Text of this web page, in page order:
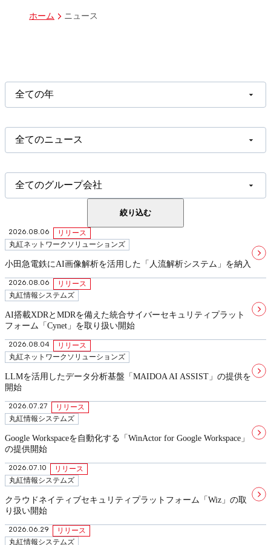
ホーム ニュース
全ての年
全てのニュース
全てのグループ会社
絞り込む
2026.08.06
リリース
丸紅ネットワークソリューションズ
小田急電鉄にAI画像解析を活用した「人流解析システム」を納入
2026.08.06
リリース
丸紅情報システムズ
AI搭載XDRとMDRを備えた統合サイバーセキュリティプラット
フォーム「Cynet」を取り扱い開始
2026.08.04
リリース
丸紅ネットワークソリューションズ
LLMを活用したデータ分析基盤「MAIDOA AI ASSIST」の提供を
開始
2026.07.27
リリース
丸紅情報システムズ
Google Workspaceを自動化する「WinActor for Google Workspace」
の提供開始
2026.07.10
リリース
丸紅情報システムズ
クラウドネイティブセキュリティプラットフォーム「Wiz」の取
り扱い開始
2026.06.29
リリース
丸紅情報システムズ